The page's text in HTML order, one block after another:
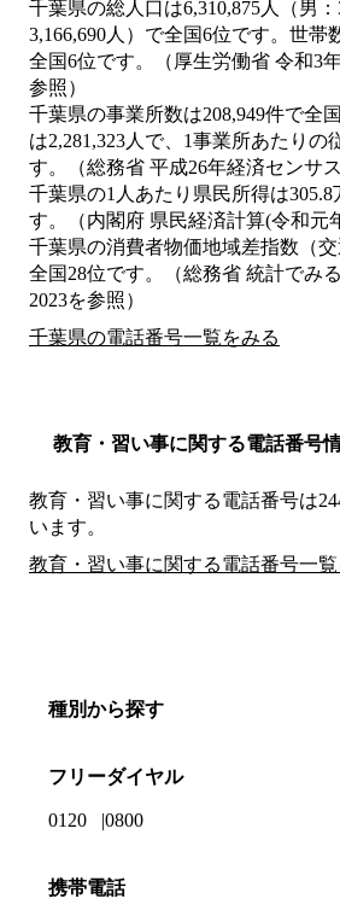
千葉県の総人口は6,310,875人（男：
3,166,690人）で全国6位です。世帯
全国6位です。（厚生労働省 令和3
参照）
千葉県の事業所数は208,949件で全
は2,281,323人で、1事業所あたりの
す。（総務省 平成26年経済センサ
千葉県の1人あたり県民所得は
す。（内閣府 県民経済計算(令和元
千葉県の消費者物価地域差指数（
全国28位です。（総務省 統計でみ
2023を参照）
千葉県の電話番号一覧をみる
教育・習い事に関する電話番号
教育・習い事に関する電話番号は
います。
教育・習い事に関する電話番号一覧
種別から探す
フリーダイヤル
0120 0800
携帯電話